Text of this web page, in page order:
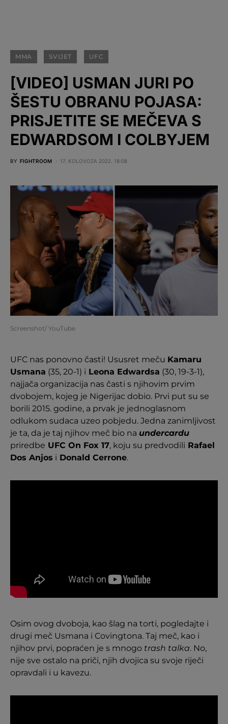
MMA SVIJET UFC
[VIDEO] USMAN JURI PO
ŠESTU OBRANU POJASA:
PRISJETITE SE MEČEVA S
EDWARDSOM I COLBYJEM
BY FIGHTROOM 17. KOLOVOZA 2022. 18:08
Screenshot/ YouTube
UFC nas ponovno časti! Ususret meču Kamaru
Usmana (35, 20-1) i Leona Edwardsa (30, 19-3-1),
najjača organizacija nas časti s njihovim prvim
dvobojem, kojeg je Nigerijac dobio. Prvi put su se
borili 2015. godine, a prvak je jednoglasnom
odlukom sudaca uzeo pobjedu. Jedna zanimljivost
je ta, da je taj njihov meč bio na undercardu
priredbe UFC On Fox 17, koju su predvodili Rafael
Dos Anjos i Donald Cerrone.
Osim ovog dvoboja, kao šlag na torti, pogledajte i
drugi meč Usmana i Covingtona. Taj meč, kao i
njihov prvi, popraćen je s mnogo trash talka. No,
nije sve ostalo na priči, njih dvojica su svoje riječi
opravdali i u kavezu.